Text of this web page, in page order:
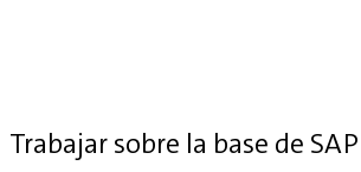
Trabajar sobre la base de